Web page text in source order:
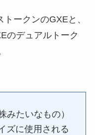
ークンのGXEと、
のデュアルトーク
みたいなもの）
ズに使用される